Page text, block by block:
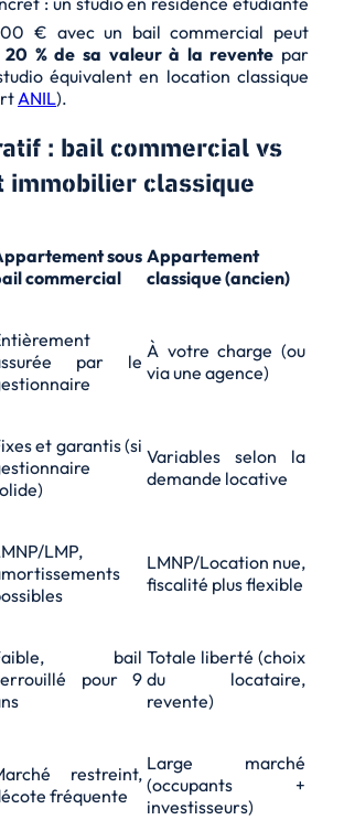
€ avec un bail commercial peut
20 % de sa valeur à la revente par
équivalent en location classique
ANIL).
: bail commercial vs
immobilier classique
sous
commercial
Appartement
classique (ancien)
par le À votre charge (ou
via une agence)
et garantis (si Variables selon la
demande locative
LMP,
LMNP/Location nue,
fiscalité plus flexible
bail
pour 9
Totale liberté (choix
du locataire,
revente)
restreint,
fréquente
Large marché
(occupants +
investisseurs)